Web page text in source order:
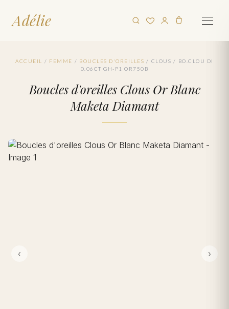
Adélie
ACCUEIL / FEMME / BOUCLES D'OREILLES / CLOUS / BO.CLOU DI
0.06CT GH-P1 OR750B
Boucles d'oreilles Clous Or Blanc
Maketa Diamant
‹ ›